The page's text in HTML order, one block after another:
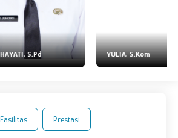
YULIA, S.Kom
Fasilitas Prestasi